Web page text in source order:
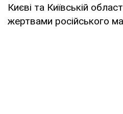
Києві та Київській
жертвами російського